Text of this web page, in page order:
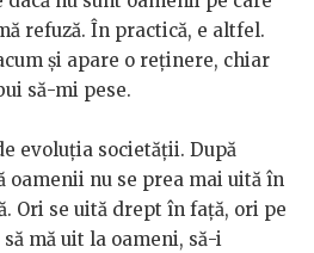
refuză. În practică, e altfel.
și apare o reținere, chiar
să-mi pese.
evoluția societății. După
oamenii nu se prea mai uită în
Ori se uită drept în față, ori pe
mă uit la oameni, să-i